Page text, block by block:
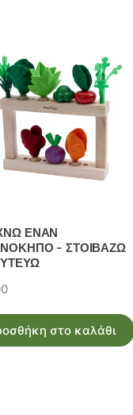
ΕΝΑΝ
– ΣΤΟΙΒΑΖΩ
στο καλάθι